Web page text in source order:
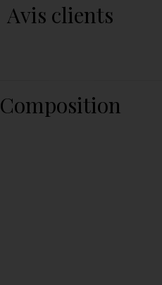
Avis clients
Composition